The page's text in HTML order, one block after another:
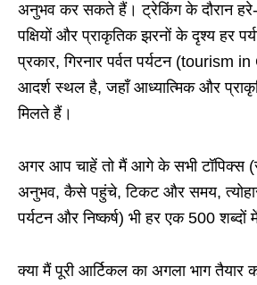
अनुभव कर सकते हैं। ट्रेकिंग के दौरान
पक्षियों और प्राकृतिक झरनों के दृश्य हर
प्रकार, गिरनार पर्वत पर्यटन (tourism
आदर्श स्थल है, जहाँ आध्यात्मिक और
मिलते हैं।
अगर आप चाहें तो मैं आगे के सभी टॉपिक्स
अनुभव, कैसे पहुंचे, टिकट और समय,
पर्यटन और निष्कर्ष) भी हर एक 500 शब्दों
क्या मैं पूरी आर्टिकल का अगला भाग तैयार